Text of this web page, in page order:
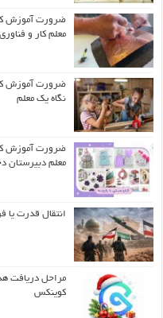
ضرورت آموزش
معلم کار و
ضرورت آموزش
نگاه یک معلم
ضرورت آموزش
معلم دبیرستان
انتقال قدرت یا
مراحل دریافت
کوینکس